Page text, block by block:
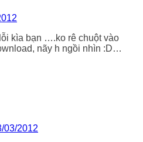
kìa bạn ….ko rê chuột vào
nãy h ngồi nhìn :D…
03/2012